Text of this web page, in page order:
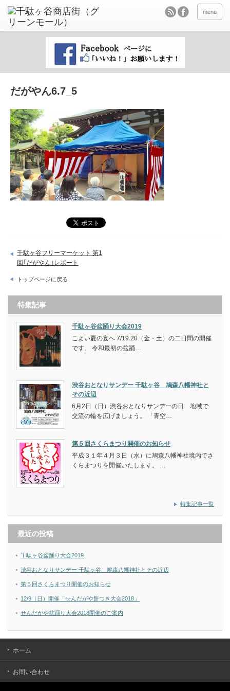
menu
だがやん6.7_5
千駄ヶ谷フリーマーケット 第1
回｢だがやん｣レポート
トップページに戻る
特集記事
千駄ヶ谷盆踊り大会2019
こよい夏の宴へ 7/19.20（金・土）の二日間の開催
です。 令和最初の盆踊…
渋谷おとなりサンデー 千駄ヶ谷 鳩森八幡神社と
その近辺
6月2日（日）渋谷おとなりサンデーの日 地域で
交流の輪を広げましょう。 「青空…
第５回さくらまつり開催のお知らせ
平成３１年４月３日（水）に鳩森八幡神社境内でさ
くらまつりを開催いたします。 …
特集記事一覧
最近の投稿
千駄ヶ谷盆踊り大会2019
渋谷おとなりサンデー 千駄ヶ谷 鳩森八幡神社とその近辺
第５回さくらまつり開催のお知らせ
12/9（日）開催「せんだがや餅つき大会2018」
せんだがや盆踊り大会2018開催のご案内
ホーム
お問い合わせ